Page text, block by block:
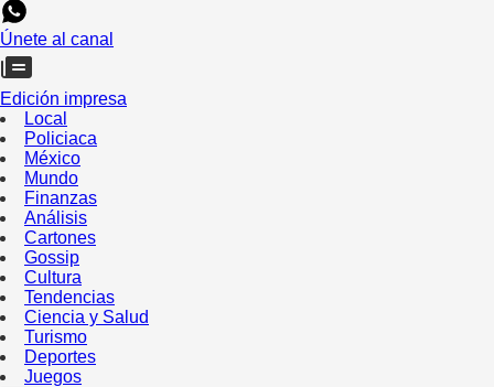
Únete al canal
Edición impresa
Local
Policiaca
México
Mundo
Finanzas
Análisis
Cartones
Gossip
Cultura
Tendencias
Ciencia y Salud
Turismo
Deportes
Juegos